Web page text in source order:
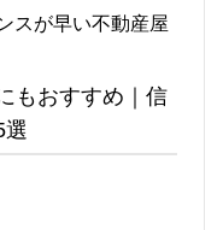
スが早い不動産屋
もおすすめ｜信